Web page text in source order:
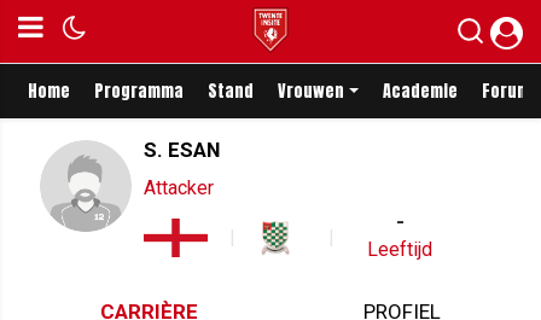
Home Programma Stand Vrouwen Academie Forum
S. ESAN
Attacker
-
Leeftijd
CARRIÈRE PROFIEL